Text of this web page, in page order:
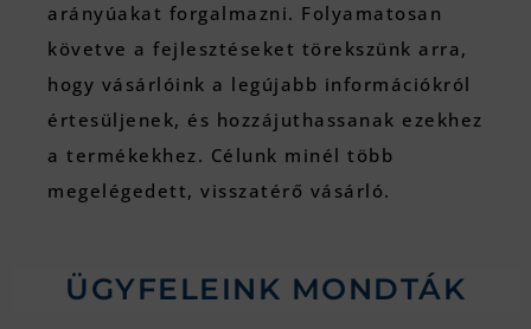
arányúakat forgalmazni. Folyamatosan
követve a fejlesztéseket törekszünk arra,
hogy vásárlóink a legújabb információkról
értesüljenek, és hozzájuthassanak ezekhez
a termékekhez. Célunk minél több
megelégedett, visszatérő vásárló.
ÜGYFELEINK MONDTÁK